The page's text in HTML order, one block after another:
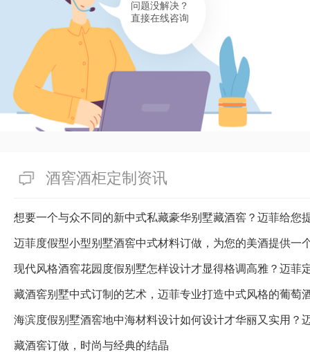
问题没解决？
直接在线咨询
酒窖酒柜定制资讯
想要一个与众不同的新中式私藏豪华别墅藏酒窖？迈菲给您
迈菲度假型小型别墅酒窖中式材料订做，为您的美酒提供一
藏酒窖别墅中式订制的艺术，迈菲专业打造中式风格的葡萄
海滨度假别墅酒窖地中海材料设计如何设计才华丽又实用？
藏酒窖订做，时尚与经典的结晶